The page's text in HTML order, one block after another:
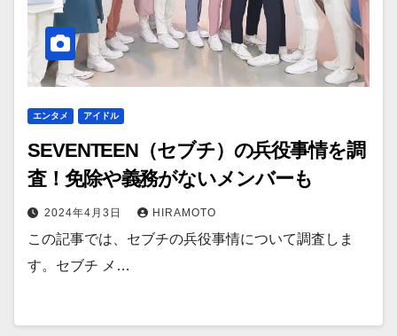
エンタメ アイドル
SEVENTEEN（セブチ）の兵役事情を調
査！免除や義務がないメンバーも
2024年4月3日 HIRAMOTO
この記事では、セブチの兵役事情について調査しま
す。セブチ メ…